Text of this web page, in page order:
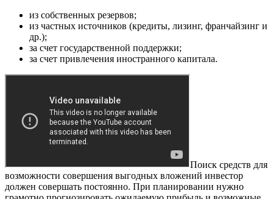
из собственных резервов;
из частных источников (кредиты, лизинг, франчайзинг и
др.);
за счет государственной поддержки;
за счет привлечения иностранного капитала.
Поиск средств для
возможности совершения выгодных вложений инвестор
должен совершать постоянно. При планировании нужно